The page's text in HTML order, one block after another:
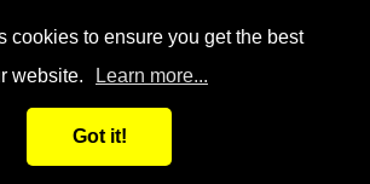
cookies to ensure you get the best
website.
Learn more...
Got it!